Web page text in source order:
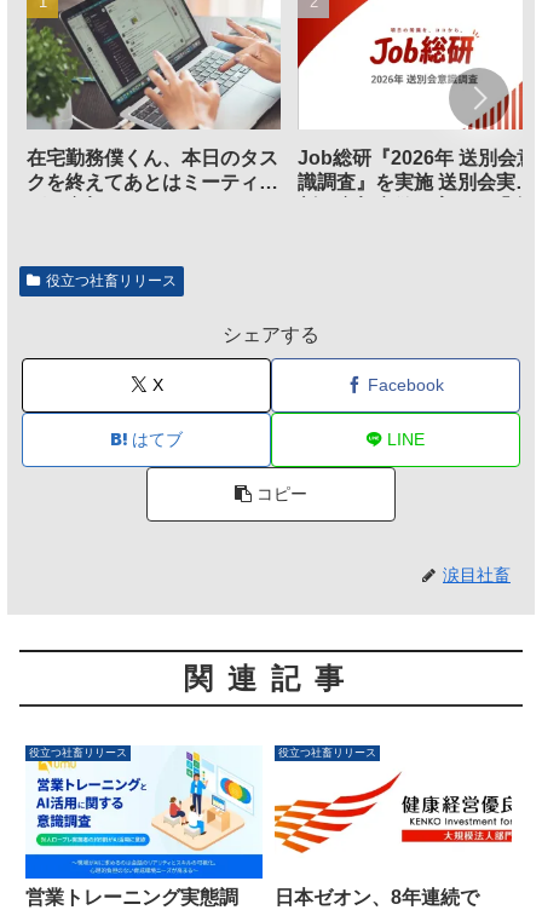
在宅勤務僕くん、本日のタス
クを終えてあとはミーティン
Job総研『2026年 送別会意
識調査』を実施 送別会実施
役立つ社畜リリース
シェアする
X Facebook
はてブ LINE
コピー
涙目社畜
関連記事
役立つ社畜リリース
営業トレーニング実態調
役立つ社畜リリース
日本ゼオン、8年連続で